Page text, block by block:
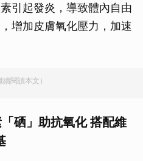
引起發炎，導致體內自由
增加皮膚氧化壓力，加速
閱讀本文）
硒」助抗氧化 搭配維